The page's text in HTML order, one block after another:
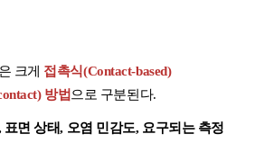
크게 접촉식(Contact-based)
방법 으로 구분된다.
표면 상태, 오염 민감도, 요구되는 측정